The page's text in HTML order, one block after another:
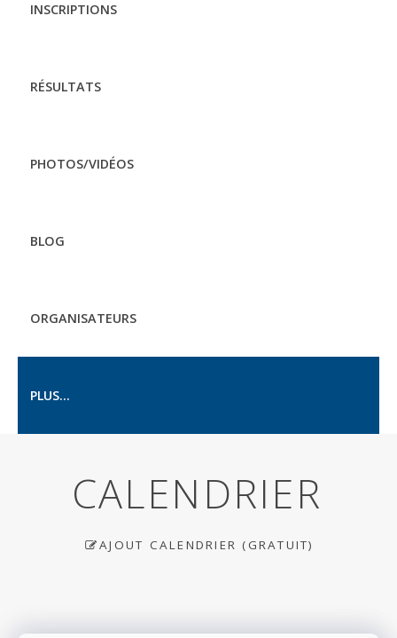
INSCRIPTIONS
RÉSULTATS
PHOTOS/VIDÉOS
BLOG
ORGANISATEURS
PLUS...
CALENDRIER
AJOUT CALENDRIER (GRATUIT)